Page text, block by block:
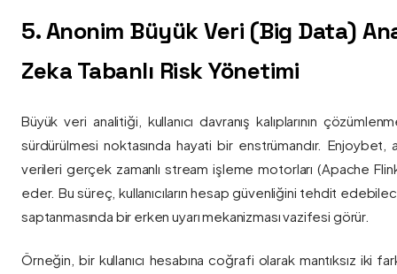
5. Anonim Büyük Veri (Big Data)
Zeka Tabanlı Risk Yönetimi
Büyük veri analitiği, kullanıcı davranış kalıplarının
sürdürülmesi noktasında hayati bir enstrümandır. Enjoybet,
verileri gerçek zamanlı stream işleme motorları (Apache Flink
eder. Bu süreç, kullanıcıların hesap güvenliğini tehdit
saptanmasında bir erken uyarı mekanizması vazifesi görür.
Örneğin, bir kullanıcı hesabına coğrafi olarak mantıksız iki